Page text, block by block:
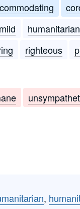
mild humanitarian
righteous
,